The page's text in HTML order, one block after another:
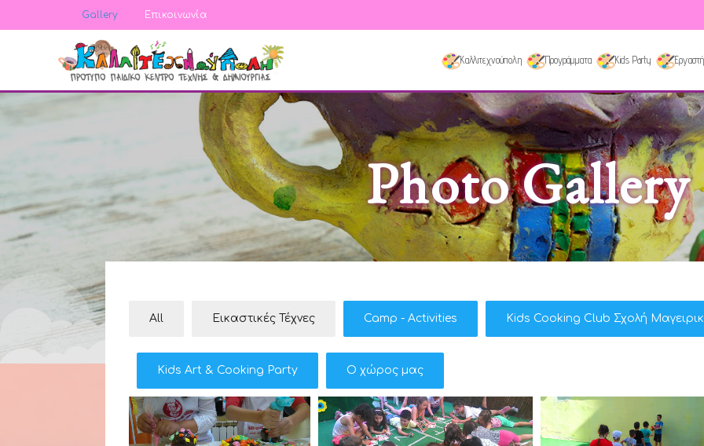
Gallery Επικοινωνία
Καλλιτεχνούπολη Προγράμματα Kids Party
Photo Gallery
All Εικαστικές Τέχνες Camp - Activities Kids Cooking Club Σχολή
Kids Art & Cooking Party Ο χώρος μας